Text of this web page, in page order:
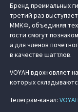
Бренд премиальных
третий раз
ММКФ, объединяя
гости смогут
а для членов
в качестве шаттлов.
VOYAH вдохновляет
которых
Телеграм-канал: VOYAH